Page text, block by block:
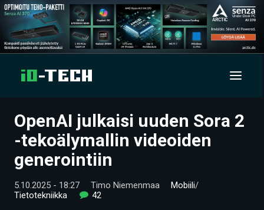
UUTISET
ARTIKKELIT
VIDEOT
OpenAI julkaisi uuden Sora 2
-tekoälymallin videoiden
generointiin
5.10.2025 - 18:27 Timo Niemenmaa Mobiili/
Tietotekniikka
42